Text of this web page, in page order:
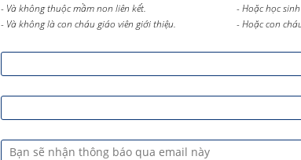
- Và không thuộc mầm non liên kết.
- Và không là con cháu giáo viên giới thiệu.
- Hoặc học
- Hoặc con